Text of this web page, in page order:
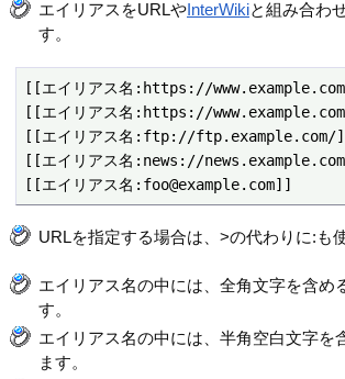
エイリアスをURLやInterWikiと組み合わ
す。
[[エイリアス名:https://
[[エイリアス名:https://
[[エイリアス名:ftp://ftp.example.com/
[[エイリアス名:news://
[[エイリアス名:foo@example.com]]
URLを指定する場合は、>の代わりに:も
エイリアス名の中には、全角文字を含め
す。
エイリアス名の中には、半角空白文字を
ます。